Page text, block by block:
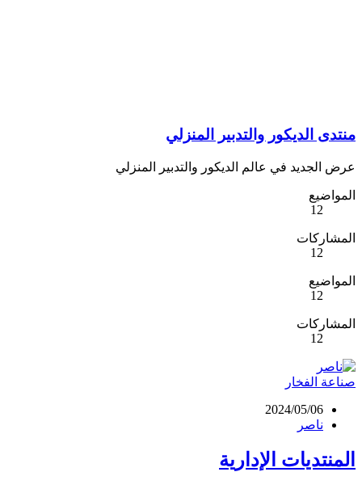
منتدى الديكور والتدبير المنزلي
عرض الجديد في عالم الديكور والتدبير المنزلي
المواضيع
12
المشاركات
12
المواضيع
12
المشاركات
12
صناعة الفخار
2024/05/06
ناصر
المنتديات الإدارية